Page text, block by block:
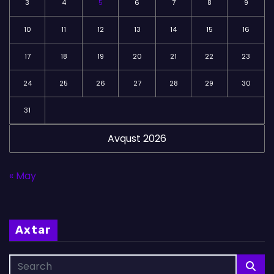
Avqust 2026
3 4 5 6 7 8 9
10 11 12 13 14 15 16
17 18 19 20 21 22 23
24 25 26 27 28 29 30
31
« May
Axtar